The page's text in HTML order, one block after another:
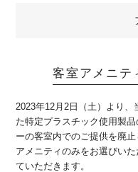
客室アメニテ
2023年12月2日（土）より
た特定プラスチック使用製
ーの客室内でのご提供を廃
アメニティのみをお選びい
ていただきます。